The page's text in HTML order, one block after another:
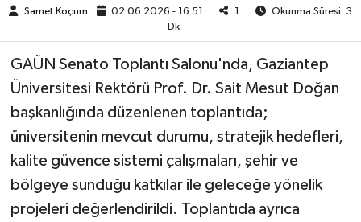
Samet Koçum 02.06.2026 - 16:51 1
Okunma Süresi: 3
Dk
GAÜN Senato Toplantı Salonu'nda, Gaziantep
Üniversitesi Rektörü Prof. Dr. Sait Mesut Doğan
başkanlığında düzenlenen toplantıda;
üniversitenin mevcut durumu, stratejik hedefleri,
kalite güvence sistemi çalışmaları, şehir ve
bölgeye sunduğu katkılar ile geleceğe yönelik
projeleri değerlendirildi. Toplantıda ayrıca
Siyaset
Teknoloji
Türkiye
Video Haber
Yaşam